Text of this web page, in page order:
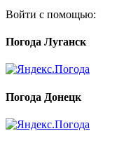
Войти с помощью:
Погода Луганск
Погода Донецк